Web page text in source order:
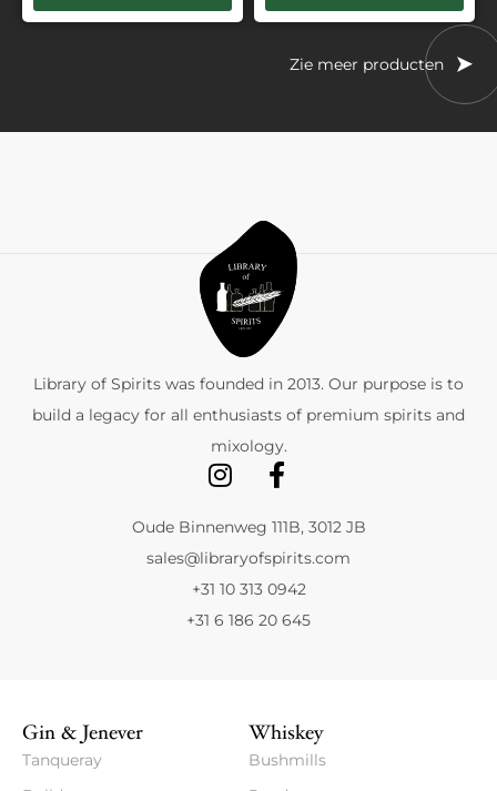
Zie meer producten
Library of Spirits was founded in 2013. Our purpose is to
build a legacy for all enthusiasts of premium spirits and
mixology.
Oude Binnenweg 111B, 3012 JB
sales@libraryofspirits.com
+31 10 313 0942
+31 6 186 20 645
Gin & Jenever
Tanqueray
Whiskey
Bushmills